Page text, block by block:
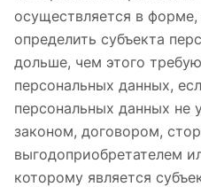
осуществляется в
определить субъекта
дольше, чем этого
персональных данных,
персональных данных не
законом, договором,
выгодоприобретателем
которому является